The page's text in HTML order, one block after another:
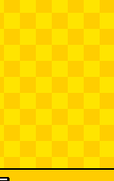
のデイリーポータ